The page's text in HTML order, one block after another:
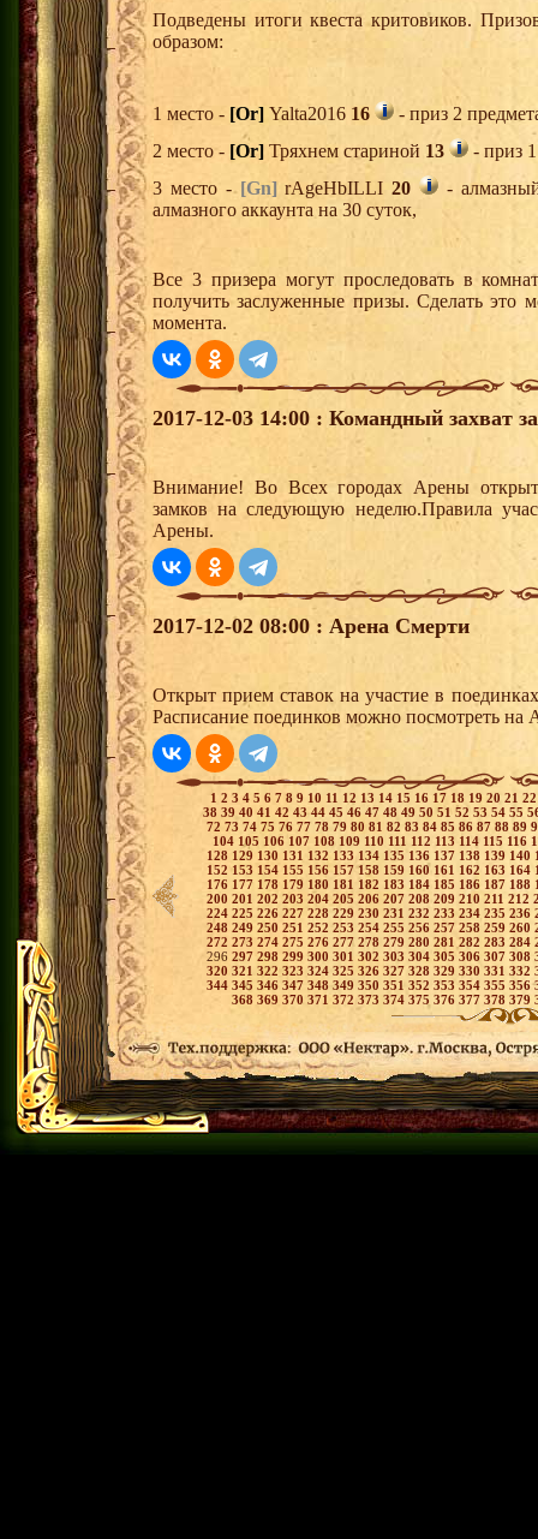
Подведены итоги квеста критовиков.
образом:
1 место - [Or] Yalta2016 16
- приз 2
2 место - [Or] Тряхнем стариной 13
- приз
3 место - [Gn] rAgeHbILLI20
-
алмазного аккаунта на 30 суток,
Все 3 призера могут проследовать в
получить заслуженные призы. Сделать это
момента.
2017-12-03 14:00 : Командный захват
Внимание! Во Всех городах Арены
замков на следующую неделю.Правила
Арены.
2017-12-02 08:00 : Арена Смерти
Открыт прием ставок на участие в
Расписание поединков можно посмотреть на
1 2 3 4 5 6 7 8 9 10 11 12 13 14 15 16 17 18 19 20 21
38 39 40 41 42 43 44 45 46 47 48 49 50 51 52 53 54 55
72 73 74 75 76 77 78 79 80 81 82 83 84 85 86 87 88 89
104 105 106 107 108 109 110 111 112 113 114 115 116
128 129 130 131 132 133 134 135 136 137 138 139 140
152 153 154 155 156 157158 159 160 161 162 163 164
176 177 178 179 180 181 182 183 184 185 186 187 188
200 201 202 203 204 205 206 207 208 209 210 211 212
224 225 226 227 228 229 230 231 232 233 234 235 236
248 249 250 251 252 253 254 255 256 257 258 259 260
272 273 274 275 276 277 278 279 280 281 282 283 284
296 297 298 299 300 301 302 303 304 305 306 307 308
320 321 322 323 324 325 326 327 328 329 330 331 332
344 345 346 347 348 349 350 351 352 353 354 355 356
368 369 370 371 372 373 374 375 376 377 378 379